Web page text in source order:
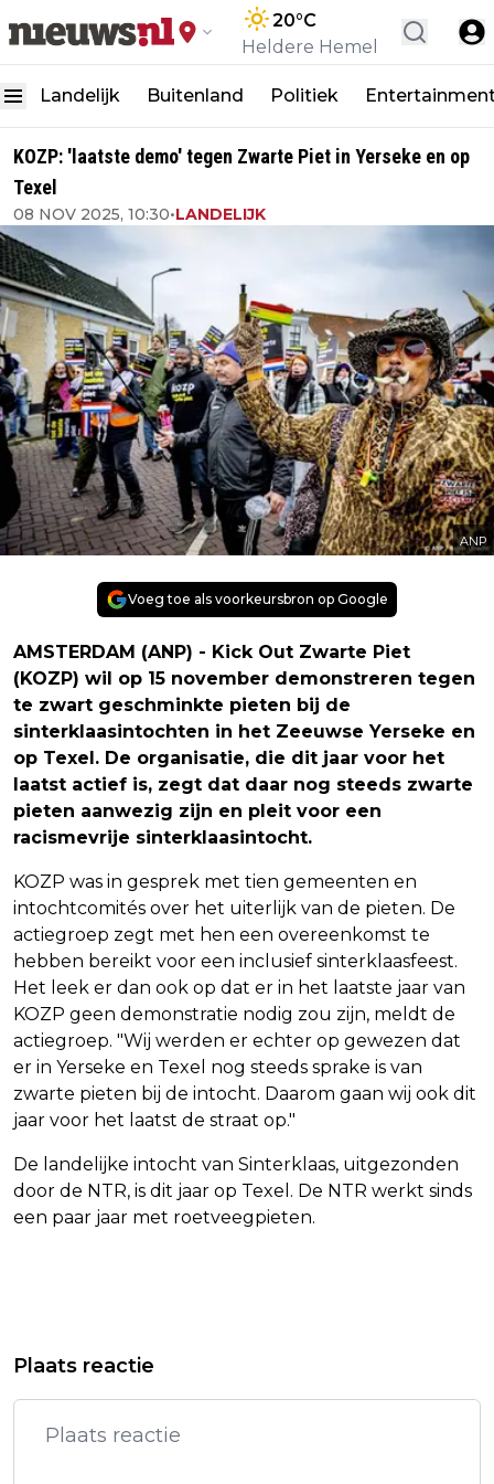
20°C
Heldere Hemel
Landelijk Buitenland Politiek
KOZP: 'laatste demo' tegen Zwarte Piet in Yerseke en op
Texel
08 NOV 2025, 10:30•LANDELIJK
ANP
Voeg toe als voorkeursbron op Google
AMSTERDAM (ANP) - Kick Out Zwarte Piet
(KOZP) wil op 15 november demonstreren tegen
te zwart geschminkte pieten bij de
sinterklaasintochten in het Zeeuwse Yerseke en
op Texel. De organisatie, die dit jaar voor het
laatst actief is, zegt dat daar nog steeds zwarte
pieten aanwezig zijn en pleit voor een
racismevrije sinterklaasintocht.
KOZP was in gesprek met tien gemeenten en
intochtcomités over het uiterlijk van de pieten. De
actiegroep zegt met hen een overeenkomst te
hebben bereikt voor een inclusief sinterklaasfeest.
Het leek er dan ook op dat er in het laatste jaar van
KOZP geen demonstratie nodig zou zijn, meldt de
actiegroep. "Wij werden er echter op gewezen dat
er in Yerseke en Texel nog steeds sprake is van
zwarte pieten bij de intocht. Daarom gaan wij ook dit
jaar voor het laatst de straat op."
De landelijke intocht van Sinterklaas, uitgezonden
door de NTR, is dit jaar op Texel. De NTR werkt sinds
een paar jaar met roetveegpieten.
BRAND BIJ BEDRIJF IN LEEUWARDEN
OEKRAÏNE MELDT RUSSISCHE
AANVAL MET HONDERDEN DRONES EN
RAKETTEN
Plaats reactie